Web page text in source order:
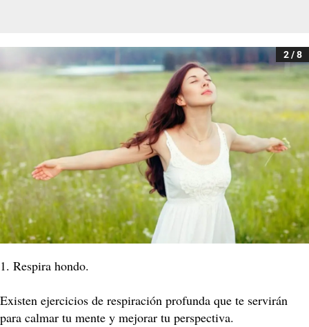
2 / 8
1. Respira hondo.
Existen ejercicios de respiración profunda que te servirán
para calmar tu mente y mejorar tu perspectiva.